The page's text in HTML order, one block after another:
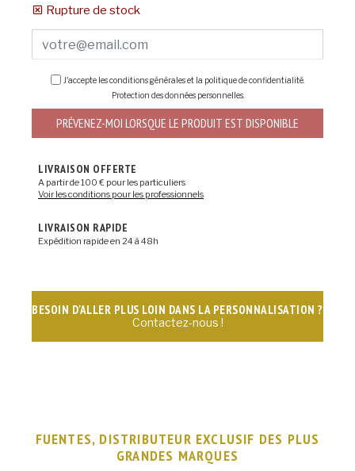
Rupture de stock
J'accepte les conditions générales et la politique de confidentialité.
Protection des données personnelles.
PRÉVENEZ-MOI LORSQUE LE PRODUIT EST DISPONIBLE
LIVRAISON OFFERTE
A partir de 100 € pour les particuliers
Voir les conditions pour les professionnels
LIVRAISON RAPIDE
Expédition rapide en 24 à 48h
BESOIN D'ALLER PLUS LOIN DANS LA PERSONNALISATION ?
Contactez-nous !
FUENTES, DISTRIBUTEUR EXCLUSIF DES PLUS
GRANDES MARQUES